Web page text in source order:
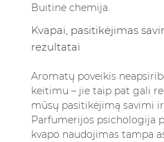
Buitinė chemija.
Kvapai, pasitikėjimas
rezultatai
Aromatų poveikis
keitimu – jie taip pat gali
mūsų pasitikėjimą savimi
Parfumerijos psichologija
kvapo naudojimas tampa